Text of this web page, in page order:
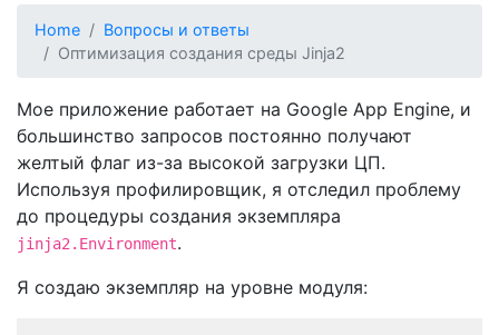
Home
Вопросы и ответы
Оптимизация создания среды Jinja2
Мое приложение работает на Google App Engine, и
большинство запросов постоянно получают
желтый флаг из-за высокой загрузки ЦП.
Используя профилировщик, я отследил проблему
до процедуры создания экземпляра
jinja2.Environment.
Я создаю экземпляр на уровне модуля: